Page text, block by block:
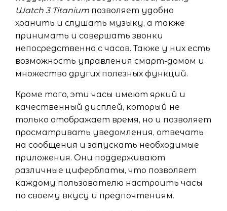
Watch 3 Titanium позволяет удобно
хранить и слушать музыку, а также
принимать и совершать звонки
непосредственно с часов. Также у них есть
возможность управления смарт-домом и
множество других полезных функций.
Кроме того, эти часы имеют яркий и
качественный дисплей, который не
только отображает время, но и позволяет
просматривать уведомления, отвечать
на сообщения и запускать необходимые
приложения. Они поддерживают
различные циферблаты, что позволяет
каждому пользователю настроить часы
по своему вкусу и предпочтениям.